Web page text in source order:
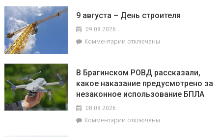
на
Овнам
стоит
бояться
быть
а
9 августа – День строителя
09.08.2026
Комментарии к
августа
–
День
строителя
отключены
В Брагинском РОВД рассказали,
какое наказание предусмотрено за
незаконное использование БПЛА
08.08.2026
Комментарии котключены